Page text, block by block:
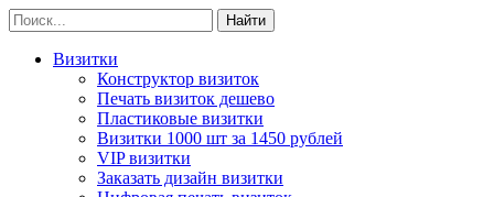
Визитки
Конструктор визиток
Печать визиток дешево
Пластиковые визитки
Визитки 1000 шт за 1450 рублей
VIP визитки
Заказать дизайн визитки